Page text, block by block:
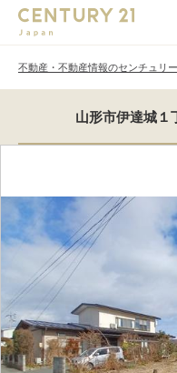
不動産・不動産情報のセンチュリ
山形市伊達城１